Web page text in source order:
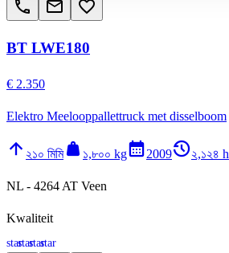
call email favorite_border
BT LWE180
€ 2.350
Elektro Meelooppallettruck met disselboom
arrow_upward ২১০ মিমিweight ১,৮০০ kgcalendar_month2009history_2২,১২৪ h
NL - 4264 AT Veen
Kwaliteit
starstarstarstar